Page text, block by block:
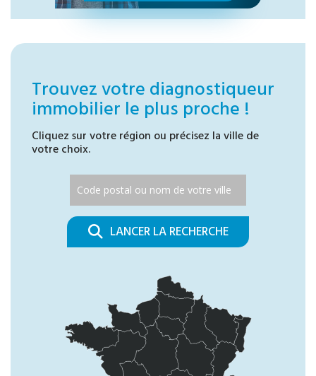
Trouvez votre diagnostiqueur
immobilier le plus proche !
Cliquez sur votre région ou précisez la ville de
votre choix.
LANCER LA RECHERCHE